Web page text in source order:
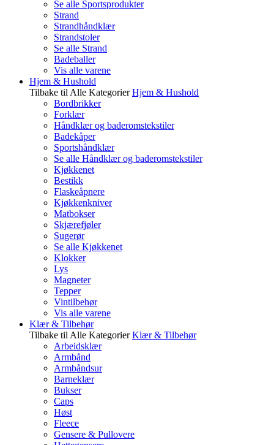
Se alle Sportsprodukter
Strand
Strandhåndklær
Strandstoler
Se alle Strand
Badeballer
Vis alle varene
Hjem & Hushold
Tilbake til Alle Kategorier Hjem & Hushold
Bordbrikker
Forklær
Håndklær og baderomstekstiler
Badekåper
Sportshåndklær
Se alle Håndklær og baderomstekstiler
Kjøkkenet
Bestikk
Flaskeåpnere
Kjøkkenkniver
Matbokser
Skjærefjøler
Sugerør
Se alle Kjøkkenet
Klokker
Lys
Magneter
Tepper
Vintilbehør
Vis alle varene
Klær & Tilbehør
Tilbake til Alle Kategorier Klær & Tilbehør
Arbeidsklær
Armbånd
Armbåndsur
Barneklær
Bukser
Caps
Høst
Fleece
Gensere & Pullovere